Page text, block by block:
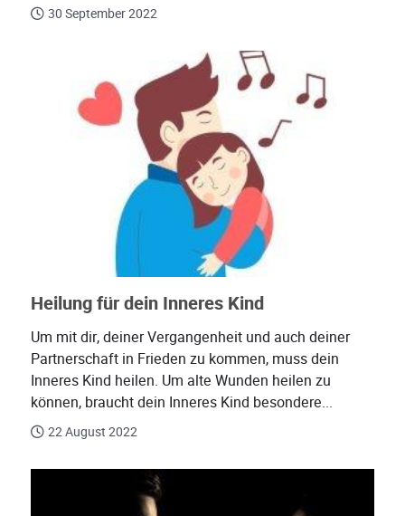
30 September 2022
Heilung für dein Inneres Kind
Um mit dir, deiner Vergangenheit und auch deiner
Partnerschaft in Frieden zu kommen, muss dein
Inneres Kind heilen. Um alte Wunden heilen zu
können, braucht dein Inneres Kind besondere...
22 August 2022